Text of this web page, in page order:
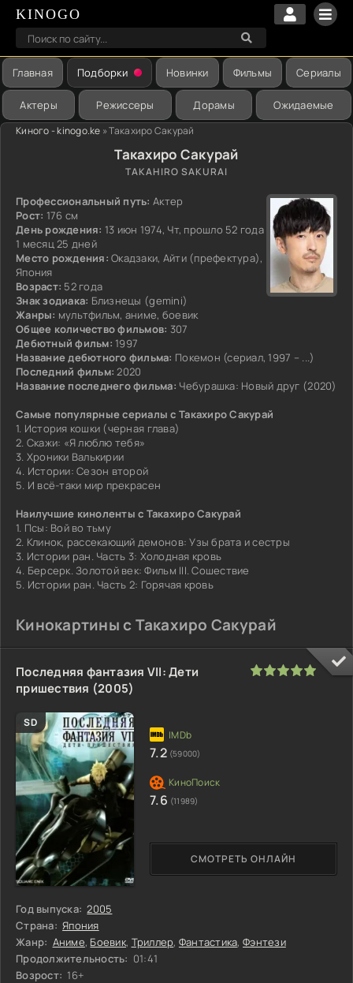
KINOGO
Главная Подборки Новинки Фильмы Сериалы
Актеры Режиссеры Дорамы Ожидаемые
Киного - kinogo.ke » Такахиро Сакурай
Такахиро Сакурай
TAKAHIRO SAKURAI
Профессиональный путь: Актер
Рост: 176 см
День рождения: 13 июн 1974, Чт, прошло 52 года
1 месяц 25 дней
Место рождения: Окадзаки, Айти (префектура),
Япония
Возраст: 52 года
Знак зодиака: Близнецы (gemini)
Жанры: мультфильм, аниме, боевик
Общее количество фильмов: 307
Дебютный фильм: 1997
Название дебютного фильма: Покемон (сериал, 1997 – ...)
Последний фильм: 2020
Название последнего фильма: Чебурашка: Новый друг (2020)
Самые популярные сериалы с Такахиро Сакурай
1. История кошки (черная глава)
2. Скажи: «Я люблю тебя»
3. Хроники Валькирии
4. Истории: Сезон второй
5. И всё-таки мир прекрасен
Наилучшие киноленты с Такахиро Сакурай
1. Псы: Вой во тьму
2. Клинок, рассекающий демонов: Узы брата и сестры
3. Истории ран. Часть 3: Холодная кровь
4. Берсерк. Золотой век: Фильм III. Сошествие
5. Истории ран. Часть 2: Горячая кровь
Кинокартины с Такахиро Сакурай
Последняя фантазия VII: Дети
пришествия (2005)
SD
Год выпуска: 2005
Страна: Япония
Жанр: Аниме, Боевик, Триллер, Фантастика,Фэнтези
Продолжительность: 01:41
Возрост: 16+
СМОТРЕТЬ ОНЛАЙН
7.2 (59000)
7.6 (11989)
100 1 2